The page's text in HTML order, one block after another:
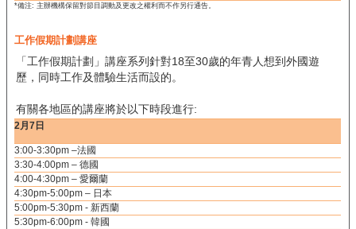
*備注: 主辦機構保留對節目調動及更改之權利而不作另行通告。
工作假期計劃講座
「工作假期計劃」講座系列針對18至30歲的年青人想到外國遊
歷，同時工作及體驗生活而設的。
有關各地區的講座將於以下時段進行:
2月7日
3:00-3:30pm –法國
3:30-4:00pm – 德國
4:00-4:30pm – 愛爾蘭
4:30pm-5:00pm – 日本
5:00pm-5:30pm - 新西蘭
5:30pm-6:00pm - 韓國